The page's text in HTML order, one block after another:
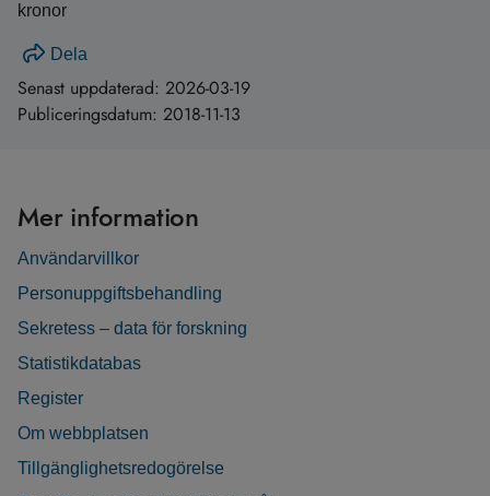
kronor
Dela
Senast uppdaterad: 2026-03-19
Publiceringsdatum: 2018-11-13
Mer information
Användarvillkor
Personuppgiftsbehandling
Sekretess – data för forskning
Statistikdatabas
Register
Om webbplatsen
Tillgänglighetsredogörelse